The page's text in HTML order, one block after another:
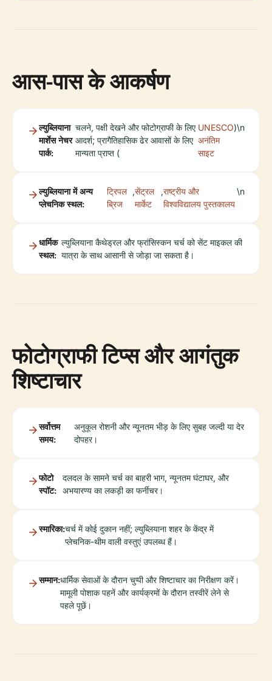
आस-पास के आकर्षण
ल्युब्लियाना
मार्शेस नेचर
पार्क:
चलने, पक्षी देखने और फोटोग्राफी के लिए
आदर्श; प्रागैतिहासिक ढेर आवासों के लिए
मान्यता प्राप्त (
UNESCO
अनंतिम
साइट
)\n
ल्युब्लियाना में अन्य
प्लेचनिक स्थल:
ट्रिपल
ब्रिज
,सेंट्रल
मार्केट
,राष्ट्रीय और
विश्वविद्यालय पुस्तकालय
\n
धार्मिक
स्थल:
ल्युब्लियाना कैथेड्रल और फ्रांसिस्कन चर्च को सेंट माइकल की
यात्रा के साथ आसानी से जोड़ा जा सकता है।
फोटोग्राफी टिप्स और आगंतुक
शिष्टाचार
सर्वोत्तम
समय:
अनुकूल रोशनी और न्यूनतम भीड़ के लिए सुबह जल्दी या देर
दोपहर।
फोटो
स्पॉट:
दलदल के सामने चर्च का बाहरी भाग, न्यूनतम घंटाघर, और
अभयारण्य का लकड़ी का फर्नीचर।
स्मारिका:चर्च में कोई दुकान नहीं; ल्युब्लियाना शहर के केंद्र में
प्लेचनिक-थीम वाली वस्तुएं उपलब्ध हैं।
सम्मान:धार्मिक सेवाओं के दौरान चुप्पी और शिष्टाचार का निरीक्षण करें।
मामूली पोशाक पहनें और कार्यक्रमों के दौरान तस्वीरें लेने से
पहले पूछें।